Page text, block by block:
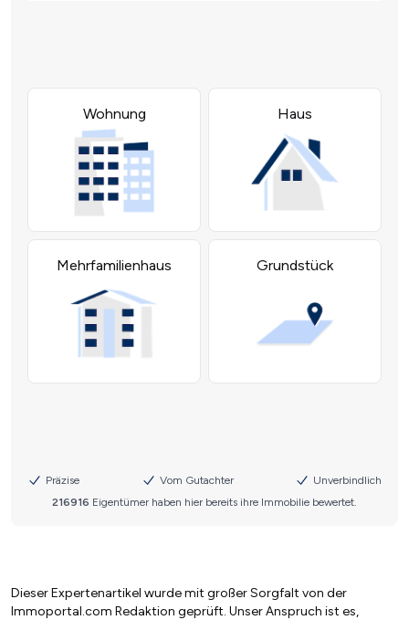
Dieser Expertenartikel wurde mit großer Sorgfalt von der
Immoportal.com Redaktion geprüft. Unser Anspruch ist es,